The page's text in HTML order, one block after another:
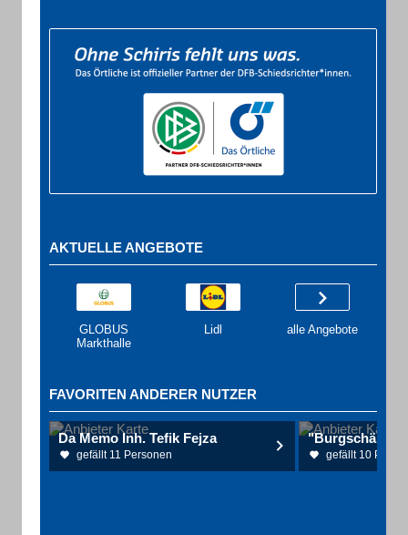
AKTUELLE ANGEBOTE
GLOBUS
Markthalle
Lidl alle Angebote
FAVORITEN ANDERER NUTZER
Da Memo Inh. Tefik Fejza
gefällt 11 Personen gefällt 10